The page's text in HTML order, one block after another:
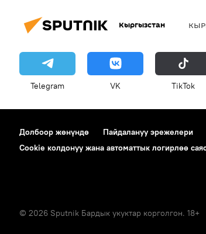
Кыргызстан
Telegram VK ТikТоk
Долбоор жөнүндө Пайдалануу эрежелери
Cookie колдонуу жана автоматтык логирлөө
© 2026 Sputnik Бардык укуктар корголгон. 18+